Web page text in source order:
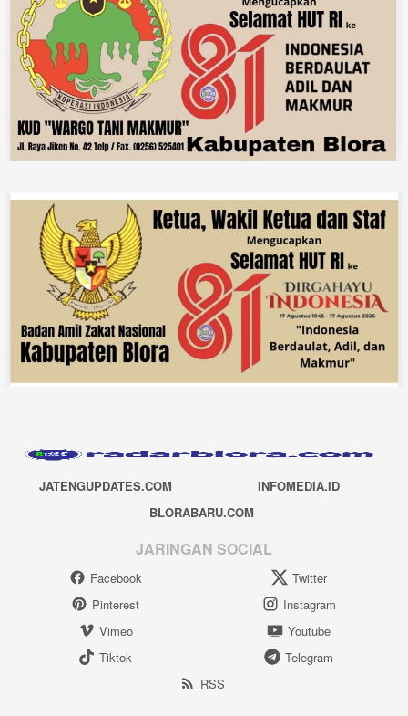
JATENGUPDATES.COM
INFOMEDIA.ID
BLORABARU.COM
JARINGAN SOCIAL
Facebook
Twitter
Pinterest
Instagram
Vimeo
Youtube
Tiktok
Telegram
RSS